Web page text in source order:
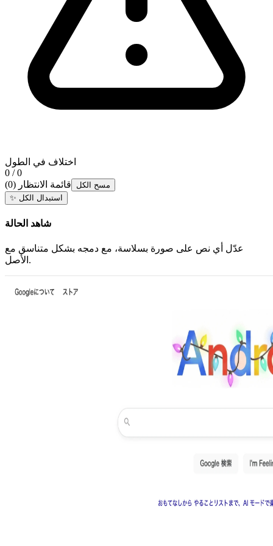
اختلاف في الطول
0 / 0
قائمة الانتظار (
0
)
مسح الكل
✨ استبدال الكل
شاهد الحالة
عدّل أي نص على صورة بسلاسة، مع دمجه بشكل متناسق مع
الأصل.